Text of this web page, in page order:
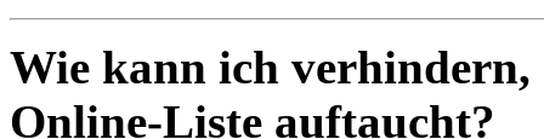
Wie kann ich verhindern,
Online-Liste auftaucht?